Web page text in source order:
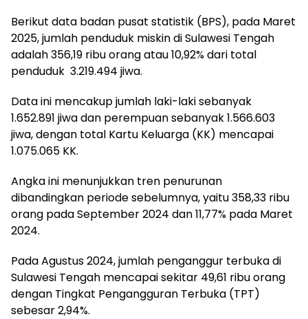
Berikut data badan pusat statistik (BPS), pada Maret
2025, jumlah penduduk miskin di Sulawesi Tengah
adalah 356,19 ribu orang atau 10,92% dari total
penduduk 3.219.494 jiwa.
Data ini mencakup jumlah laki-laki sebanyak
1.652.891 jiwa dan perempuan sebanyak 1.566.603
jiwa, dengan total Kartu Keluarga (KK) mencapai
1.075.065 KK.
Angka ini menunjukkan tren penurunan
dibandingkan periode sebelumnya, yaitu 358,33 ribu
orang pada September 2024 dan 11,77% pada Maret
2024.
Pada Agustus 2024, jumlah penganggur terbuka di
Sulawesi Tengah mencapai sekitar 49,61 ribu orang
dengan Tingkat Pengangguran Terbuka (TPT)
sebesar 2,94%.